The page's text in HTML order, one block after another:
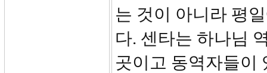
는 것이 아니라 평
다. 센타는 하나님
곳이고 동역자들이